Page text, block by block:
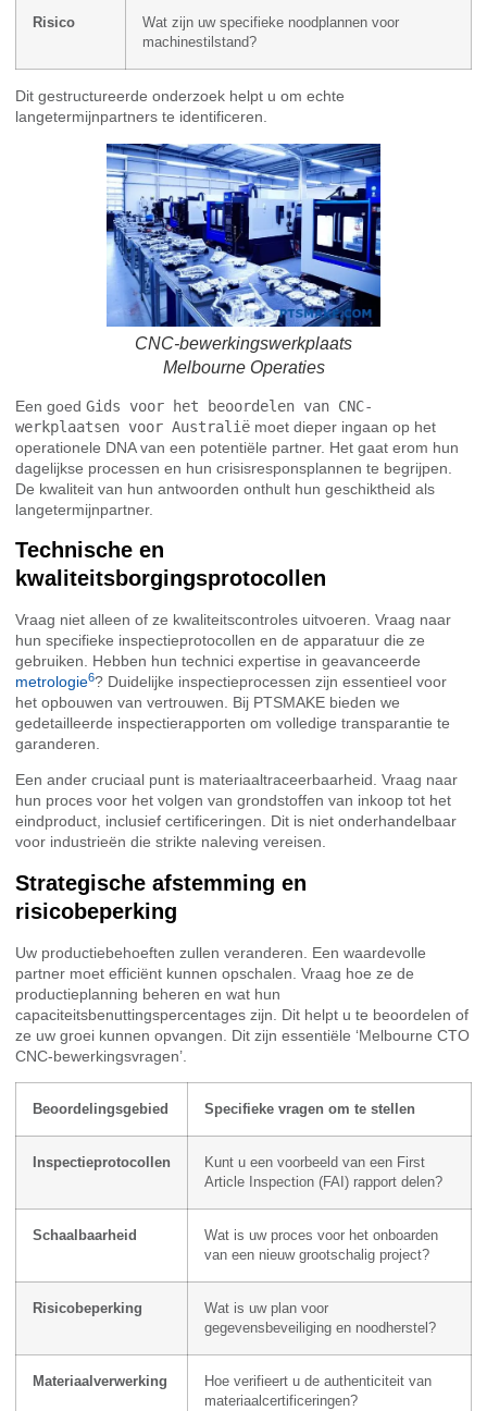
Risico
Wat zijn uw specifieke noodplannen voor
machinestilstand?
Dit gestructureerde onderzoek helpt u om echte
langetermijnpartners te identificeren.
CNC-bewerkingswerkplaats
Melbourne Operaties
Een goed Gids voor het beoordelen van CNC-
werkplaatsen voor Australië moet dieper ingaan op het
operationele DNA van een potentiële partner. Het gaat erom hun
dagelijkse processen en hun crisisresponsplannen te begrijpen.
De kwaliteit van hun antwoorden onthult hun geschiktheid als
langetermijnpartner.
Technische en
kwaliteitsborgingsprotocollen
Vraag niet alleen of ze kwaliteitscontroles uitvoeren. Vraag naar
hun specifieke inspectieprotocollen en de apparatuur die ze
gebruiken. Hebben hun technici expertise in geavanceerde
metrologie6? Duidelijke inspectieprocessen zijn essentieel voor
het opbouwen van vertrouwen. Bij PTSMAKE bieden we
gedetailleerde inspectierapporten om volledige transparantie te
garanderen.
Een ander cruciaal punt is materiaaltraceerbaarheid. Vraag naar
hun proces voor het volgen van grondstoffen van inkoop tot het
eindproduct, inclusief certificeringen. Dit is niet onderhandelbaar
voor industrieën die strikte naleving vereisen.
Strategische afstemming en
risicobeperking
Uw productiebehoeften zullen veranderen. Een waardevolle
partner moet efficiënt kunnen opschalen. Vraag hoe ze de
productieplanning beheren en wat hun
capaciteitsbenuttingspercentages zijn. Dit helpt u te beoordelen of
ze uw groei kunnen opvangen. Dit zijn essentiële ‘Melbourne CTO
CNC-bewerkingsvragen’.
Beoordelingsgebied Specifieke vragen om te stellen
Inspectieprotocollen
Kunt u een voorbeeld van een First
Article Inspection (FAI) rapport delen?
Schaalbaarheid
Wat is uw proces voor het onboarden
van een nieuw grootschalig project?
Risicobeperking
Wat is uw plan voor
gegevensbeveiliging en noodherstel?
Materiaalverwerking
Hoe verifieert u de authenticiteit van
materiaalcertificeringen?